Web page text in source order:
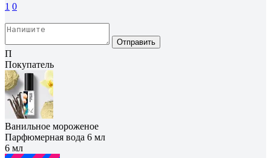
1 0
Отправить
П
Покупатель
Ванильное мороженое
Парфюмерная вода 6 мл
6 мл